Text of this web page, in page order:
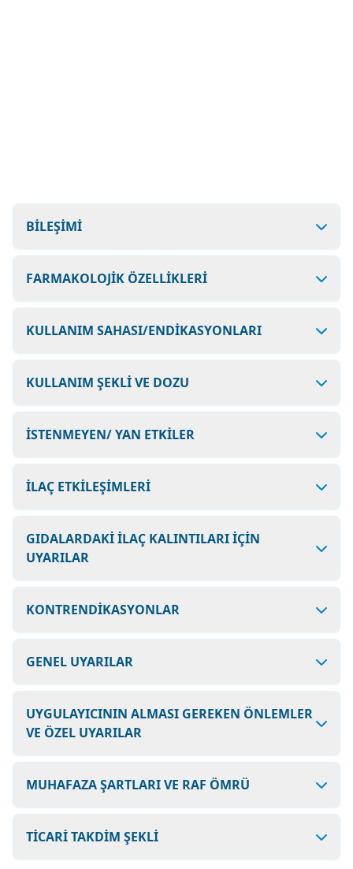
BİLEŞİMİ
FARMAKOLOJİK ÖZELLİKLERİ
KULLANIM SAHASI/ENDİKASYONLARI
KULLANIM ŞEKLİ VE DOZU
İSTENMEYEN/ YAN ETKİLER
İLAÇ ETKİLEŞİMLERİ
GIDALARDAKİ İLAÇ KALINTILARI İÇİN
UYARILAR
KONTRENDİKASYONLAR
GENEL UYARILAR
UYGULAYICININ ALMASI GEREKEN ÖNLEMLER
VE ÖZEL UYARILAR
MUHAFAZA ŞARTLARI VE RAF ÖMRÜ
TİCARİ TAKDİM ŞEKLİ